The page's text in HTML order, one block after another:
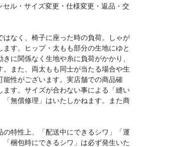
ル・サイズ変更・仕様変更・返品・交
なく、椅子に座った時の負荷。しゃが
す。ヒップ・太もも部分の生地にゆと
に関係なく生地や糸に負荷がかかり、
。また、両太もも同士が当たる場合や生
性がございます。実店舗での商品確
す。サイズが合わない事による「縫い
「無償修理」はいたしかねます。また商
特性上、「配送中にできるシワ」「運
梱包時にできるシワ」は必ず発生いた